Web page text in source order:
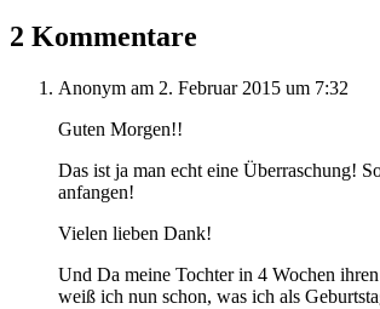
2 Kommentare
Anonym am 2. Februar 2015 um 7:32
Guten Morgen!!
Das ist ja man echt eine Überraschung!
anfangen!
Vielen lieben Dank!
Und Da meine Tochter in 4 Wochen
weiß ich nun schon, was ich als